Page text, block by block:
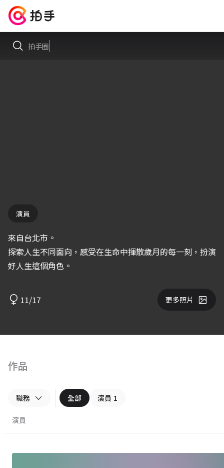
拍手圈
演員
來自台北市。
探索人生不同面向，感受在生命中揮散歲月的每一刻，扮演
好人生這個角色。
11/17 更多照片
作品
職務 全部 演員 1
演員